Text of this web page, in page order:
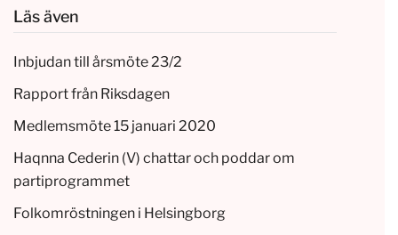
Läs även
Inbjudan till årsmöte 23/2
Rapport från Riksdagen
Medlemsmöte 15 januari 2020
Haqnna Cederin (V) chattar och poddar om
partiprogrammet
Folkomröstningen i Helsingborg